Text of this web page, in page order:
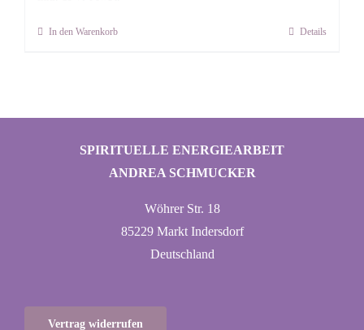
In den Warenkorb Details
SPIRITUELLE ENERGIEARBEIT
ANDREA SCHMUCKER
Wöhrer Str. 18
85229 Markt Indersdorf
Deutschland
Vertrag widerrufen